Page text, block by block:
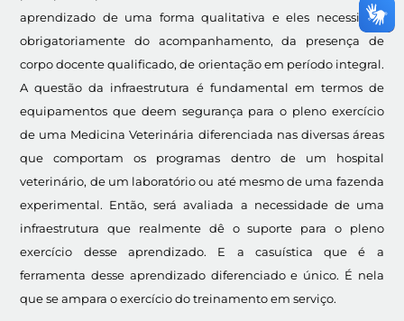
aprendizado de uma forma qualitativa e eles necessitam
obrigatoriamente do acompanhamento, da presença de
corpo docente qualificado, de orientação em período integral.
A questão da infraestrutura é fundamental em termos de
equipamentos que deem segurança para o pleno exercício
de uma Medicina Veterinária diferenciada nas diversas áreas
que comportam os programas dentro de um hospital
veterinário, de um laboratório ou até mesmo de uma fazenda
experimental. Então, será avaliada a necessidade de uma
infraestrutura que realmente dê o suporte para o pleno
exercício desse aprendizado. E a casuística que é a
ferramenta desse aprendizado diferenciado e único. É nela
que se ampara o exercício do treinamento em serviço.